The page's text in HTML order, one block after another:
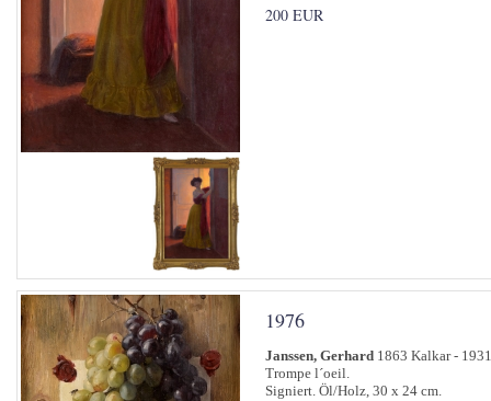
200 EUR
1976
Janssen, Gerhard 1863 Kalkar -
Trompe l´oeil.
Signiert. Öl/Holz, 30 x 24 cm.